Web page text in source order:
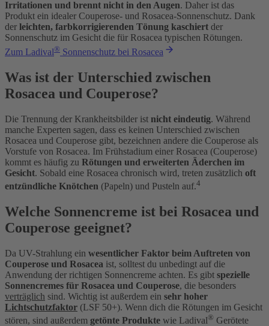
Irritationen und brennt nicht in den Augen. Daher ist das
Produkt ein idealer Couperose- und Rosacea-Sonnenschutz. Dank
der leichten, farbkorrigierenden Tönung kaschiert der
Sonnenschutz im Gesicht die für Rosacea typischen Rötungen.
Zum Ladival® Sonnenschutz bei Rosacea
Was ist der Unterschied zwischen
Rosacea und Couperose?
Die Trennung der Krankheitsbilder ist nicht eindeutig. Während
manche Experten sagen, dass es keinen Unterschied zwischen
Rosacea und Couperose gibt, bezeichnen andere die Couperose als
Vorstufe von Rosacea. Im Frühstadium einer Rosacea (Couperose)
kommt es häufig zu Rötungen und erweiterten Äderchen im
Gesicht. Sobald eine Rosacea chronisch wird, treten zusätzlich oft
entzündliche Knötchen (Papeln) und Pusteln auf.4
Welche Sonnencreme ist bei Rosacea und
Couperose geeignet?
Da UV-Strahlung ein wesentlicher Faktor beim Auftreten von
Couperose und Rosacea ist, solltest du unbedingt auf die
Anwendung der richtigen Sonnencreme achten. Es gibt spezielle
Sonnencremes für Rosacea und Couperose, die besonders
verträglich sind. Wichtig ist außerdem ein sehr hoher
Lichtschutzfaktor (LSF 50+). Wenn dich die Rötungen im Gesicht
stören, sind außerdem getönte Produkte wie Ladival® Gerötete